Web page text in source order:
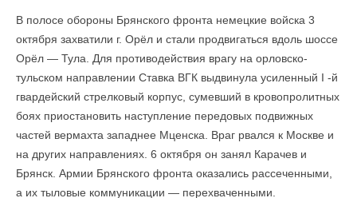
В полосе обороны Брянского фронта немецкие войска 3
октября захватили г. Орёл и стали продвигаться вдоль шоссе
Орёл — Тула. Для противодействия врагу на орловско-
тульском направлении Ставка ВГК выдвинула усиленный I -й
гвардейский стрелковый корпус, сумевший в кровопролитных
боях приостановить наступление передовых подвижных
частей вермахта западнее Мценска. Враг рвался к Москве и
на других направлениях. 6 октября он занял Карачев и
Брянск. Армии Брянского фронта оказались рассеченными,
а их тыловые коммуникации — перехваченными.